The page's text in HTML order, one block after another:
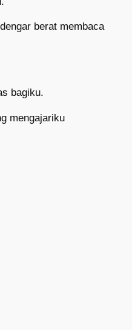
berat membaca
bagiku.
mengajariku